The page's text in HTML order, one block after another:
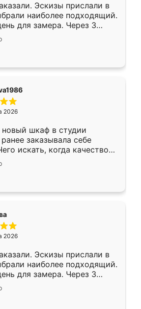
Эскизы прислали в
наиболее подходящий.
для замера. Через 3
уже готова. Остались
Спасибо Ренессанс
работу!
2026
новый шкаф в студии
заказывала себе
искать, когда качеством
Служит кухня уже почти
нет.
2026
Эскизы прислали в
наиболее подходящий.
для замера. Через 3
уже готова. Остались
Спасибо Ренессанс
работу!